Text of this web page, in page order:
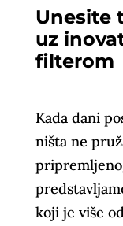
Unesite
uz
filterom
Kada dani
ništa ne
koji je više